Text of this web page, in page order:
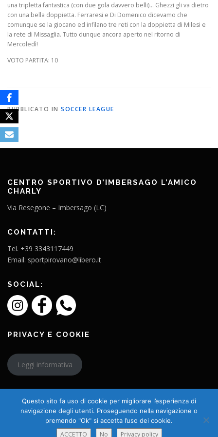
una tripletta fantastica (con due gola davvero belli)… Ghezzi gli va dietro
con una bella doppietta. Ferraresi e Di Domenico dicevamo che
comunque se la giocano ed infilano tre reti con la doppietta di Milesi e
la rete di Missaglia. Tutto dunque ancora aperto nel ritorno di
Mercoledì!
VOTO PARTITA: 10
PUBBLICATO IN SOCCER LEAGUE
CENTRO SPORTIVO D’IMBERSAGO L’AMICO
CHARLY
Via Resegone – Imbersago (LC)
CONTATTI:
Tel. +39 3343117449
Email: sportpirovano@libero.it
SOCIAL:
PRIVACY E COOKIE
Leggi informativa
Copyright © 2026 L'Amico Charly
Questo sito fa uso di cookie per migliorare l’esperienza di
navigazione degli utenti. Proseguendo nella navigazione o
premendo "Ok" si accetta l’uso dei cookie.
ACCETTO No Privacy policy